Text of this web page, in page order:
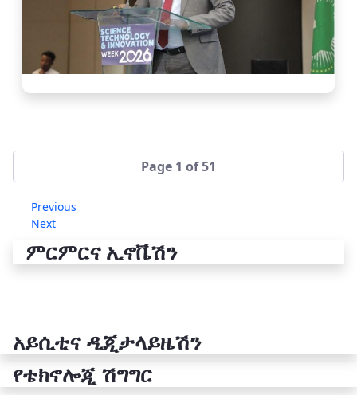
Page 1 of 51
Previous
Next
ምርምርና ኢኖቬሽን
አይሲቲና ዲጂታላይዜሽን
የቴክኖሎጂ ሽግግር